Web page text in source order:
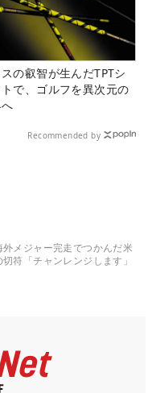
の叡智が生んだTPTシ
で、ゴルフを異次元の
Recommended by
メジャー完走でつかんだ米
符「チャンレンジします」